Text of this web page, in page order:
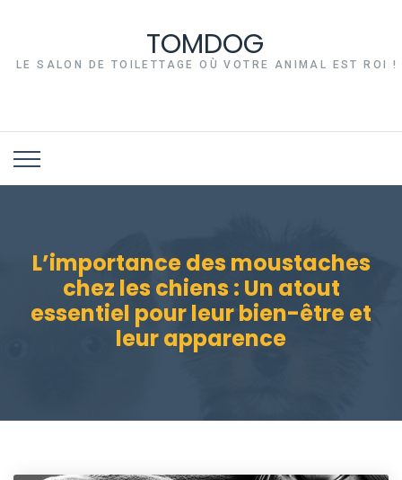
TOMDOG
LE SALON DE TOILETTAGE OÙ VOTRE ANIMAL EST ROI !
L’importance des moustaches
chez les chiens : Un atout
essentiel pour leur bien-être et
leur apparence